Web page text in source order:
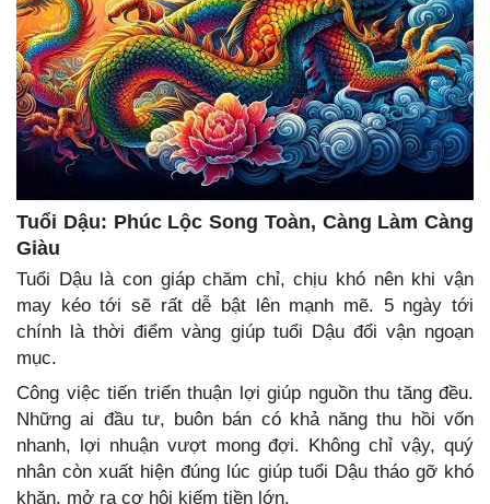
Tuổi Dậu: Phúc Lộc Song Toàn, Càng Làm Càng
Giàu
Tuổi Dậu là con giáp chăm chỉ, chịu khó nên khi vận
may kéo tới sẽ rất dễ bật lên mạnh mẽ. 5 ngày tới
chính là thời điểm vàng giúp tuổi Dậu đổi vận ngoạn
mục.
Công việc tiến triển thuận lợi giúp nguồn thu tăng đều.
Những ai đầu tư, buôn bán có khả năng thu hồi vốn
nhanh, lợi nhuận vượt mong đợi. Không chỉ vậy, quý
nhân còn xuất hiện đúng lúc giúp tuổi Dậu tháo gỡ khó
khăn, mở ra cơ hội kiếm tiền lớn.